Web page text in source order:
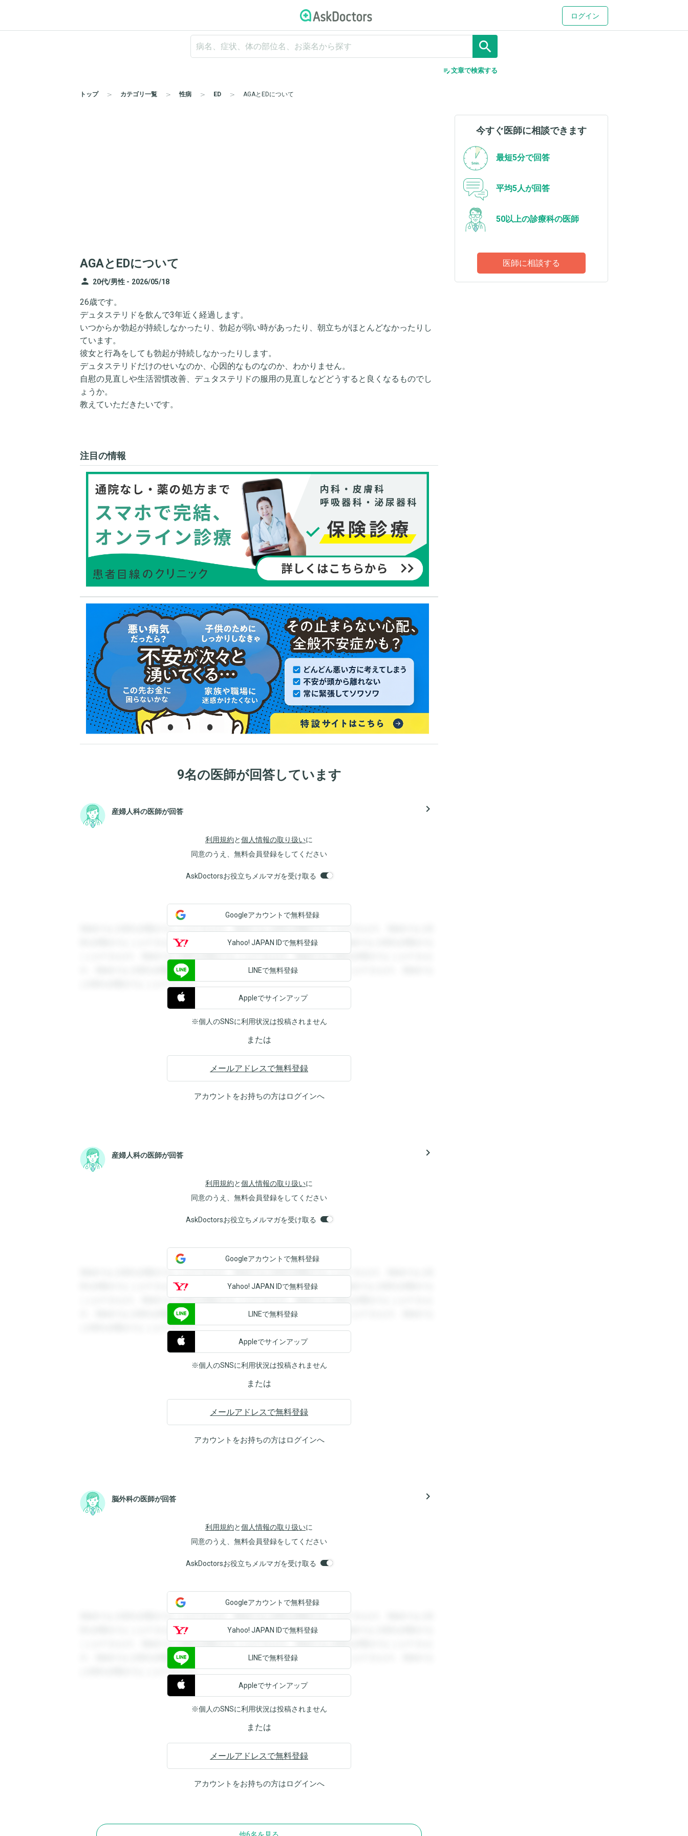
ログイン
search
edit_note文章で検索する
トップ カテゴリ一覧 性病 ED AGAとEDについて
AGAとEDについて
person 20代/男性 - 2026/05/18
26歳です。
デュタステリドを飲んで3年近く経過します。
いつからか勃起が持続しなかったり、勃起が弱い時があったり、朝立ちがほとんどなかったりし
ています。
彼女と行為をしても勃起が持続しなかったりします。
デュタステリドだけのせいなのか、心因的なものなのか、わかりません。
自慰の見直しや生活習慣改善、デュタステリドの服用の見直しなどどうすると良くなるものでし
ょうか。
教えていただきたいです。
注目の情報
9名の医師が回答しています
産婦人科の医師が回答 navigate_next
利用規約と個人情報の取り扱いに
同意のうえ、無料会員登録をしてください
AskDoctorsお役立ちメルマガを受け取る
登録すると回答を閲覧することができます。登録すると回答を閲覧することができます。登録すると回
答を閲覧することができます。登録すると回答を閲覧することができます。登録すると回答を閲覧する
ことができます。登録すると回答を閲覧することができます。登録すると回答を閲覧することができま
す。登録すると回答を閲覧することができます。登録すると回答を閲覧することができます。登録する
と回答を閲覧することができます。
Googleアカウントで無料登録
Yahoo! JAPAN IDで無料登録
LINEで無料登録
Appleでサインアップ
※個人のSNSに利用状況は投稿されません
または
メールアドレスで無料登録
アカウントをお持ちの方はログインへ
産婦人科の医師が回答 navigate_next
利用規約と個人情報の取り扱いに
同意のうえ、無料会員登録をしてください
AskDoctorsお役立ちメルマガを受け取る
登録すると回答を閲覧することができます。登録すると回答を閲覧することができます。登録すると回
答を閲覧することができます。登録すると回答を閲覧することができます。登録すると回答を閲覧する
ことができます。登録すると回答を閲覧することができます。登録すると回答を閲覧することができま
す。登録すると回答を閲覧することができます。登録すると回答を閲覧することができます。登録する
と回答を閲覧することができます。
Googleアカウントで無料登録
Yahoo! JAPAN IDで無料登録
LINEで無料登録
Appleでサインアップ
※個人のSNSに利用状況は投稿されません
または
メールアドレスで無料登録
アカウントをお持ちの方はログインへ
脳外科の医師が回答 navigate_next
利用規約と個人情報の取り扱いに
同意のうえ、無料会員登録をしてください
AskDoctorsお役立ちメルマガを受け取る
登録すると回答を閲覧することができます。登録すると回答を閲覧することができます。登録すると回
答を閲覧することができます。登録すると回答を閲覧することができます。登録すると回答を閲覧する
ことができます。登録すると回答を閲覧することができます。登録すると回答を閲覧することができま
す。登録すると回答を閲覧することができます。登録すると回答を閲覧することができます。登録する
と回答を閲覧することができます。
Googleアカウントで無料登録
Yahoo! JAPAN IDで無料登録
LINEで無料登録
Appleでサインアップ
※個人のSNSに利用状況は投稿されません
または
メールアドレスで無料登録
アカウントをお持ちの方はログインへ
今すぐ医師に相談できます
最短5分で回答
平均5人が回答
50以上の診療科の医師
医師に相談する